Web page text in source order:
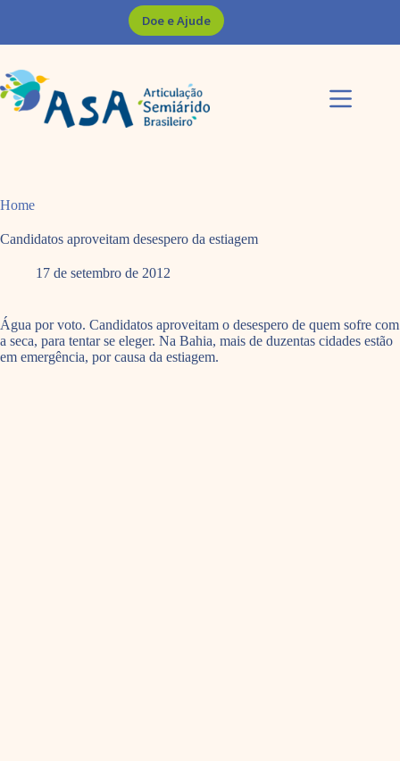
Doe e Ajude
Home
Candidatos aproveitam desespero da estiagem
17 de setembro de 2012
Água por voto. Candidatos aproveitam o desespero de quem sofre com
a seca, para tentar se eleger. Na Bahia, mais de duzentas cidades estão
em emergência, por causa da estiagem.